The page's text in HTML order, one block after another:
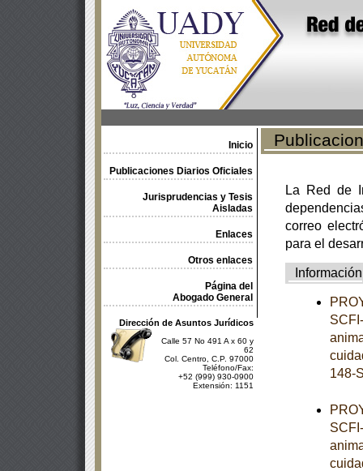
Inicio
Publicaciones Diarios Oficiales
Jurisprudencias y Tesis
Aisladas
Enlaces
Otros enlaces
Página del
Abogado General
Dirección de Asuntos Jurídicos
Calle 57 No 491 A x 60 y
62
Col. Centro, C.P. 97000
Teléfono/Fax:
+52 (999) 930-0900
Extensión: 1151
La Red de
correo
para el
Información
148-